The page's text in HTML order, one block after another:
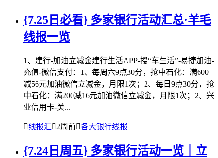
{7.25日必看} 多家银行活动汇总·羊毛
线报一览
1、建行-加油立减金建行生活APP-搜“车生活”-易捷加油-
充值-微信支付：1、每周六9点30分，抢中石化：满600
减56元加油微信立减金，月限1次；2、每日9点30分，抢
中石化：满200减16元加油微信立减金，月限1次；2、兴
业信用卡-美...
线报汇2周前各大银行线报
{7.24日周五} 多家银行活动一览｜立